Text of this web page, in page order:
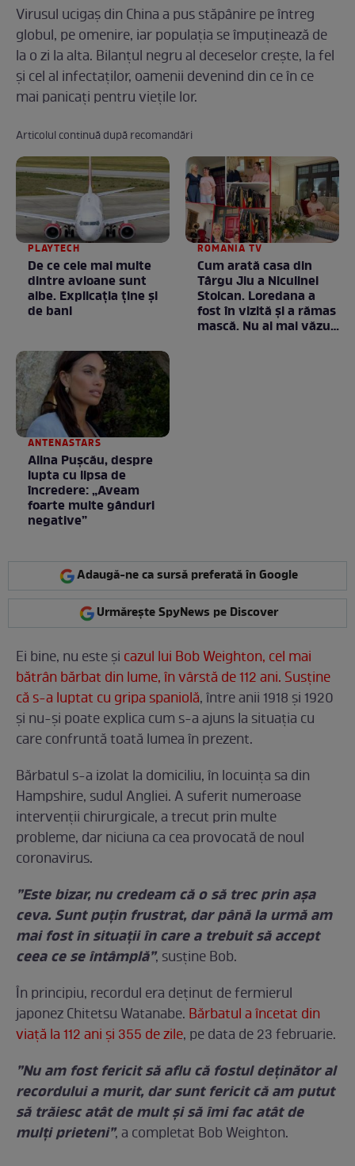
Virusul ucigaș din China a pus stăpânire pe întreg
globul, pe omenire, iar populația se împuținează de
la o zi la alta. Bilanțul negru al deceselor crește, la fel
și cel al infectaților, oamenii devenind din ce în ce
mai panicați pentru viețile lor.
Articolul continuă după recomandări
PLAYTECH
De ce cele mai multe
dintre avioane sunt
albe. Explicația ține și
de bani
ROMANIA TV
Cum arată casa din
Târgu Jiu a Niculinei
Stoican. Loredana a
fost în vizită și a rămas
mască. Nu ai mai văzut
ANTENASTARS
Alina Pușcău, despre
lupta cu lipsa de
încredere: „Aveam
foarte multe gânduri
negative”
Adaugă-ne ca sursă preferată în Google
Urmărește SpyNews pe Discover
Ei bine, nu este și cazul lui Bob Weighton, cel mai
bătrân bărbat din lume, în vârstă de 112 ani. Susține
că s-a luptat cu gripa spaniolă, între anii 1918 și 1920
și nu-și poate explica cum s-a ajuns la situația cu
care confruntă toată lumea în prezent.
Bărbatul s-a izolat la domiciliu, în locuința sa din
Hampshire, sudul Angliei. A suferit numeroase
intervenții chirurgicale, a trecut prin multe
probleme, dar niciuna ca cea provocată de noul
coronavirus.
”Este bizar, nu credeam că o să trec prin așa
ceva. Sunt puțin frustrat, dar până la urmă am
mai fost în situații în care a trebuit să accept
ceea ce se întâmplă”, susține Bob.
În principiu, recordul era deținut de fermierul
japonez Chitetsu Watanabe. Bărbatul a încetat din
viață la 112 ani și 355 de zile, pe data de 23 februarie.
”Nu am fost fericit să aflu că fostul deținător al
recordului a murit, dar sunt fericit că am putut
să trăiesc atât de mult și să îmi fac atât de
mulți prieteni”, a completat Bob Weighton.